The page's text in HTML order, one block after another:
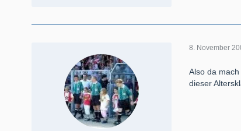
8. November
Also da
dieser